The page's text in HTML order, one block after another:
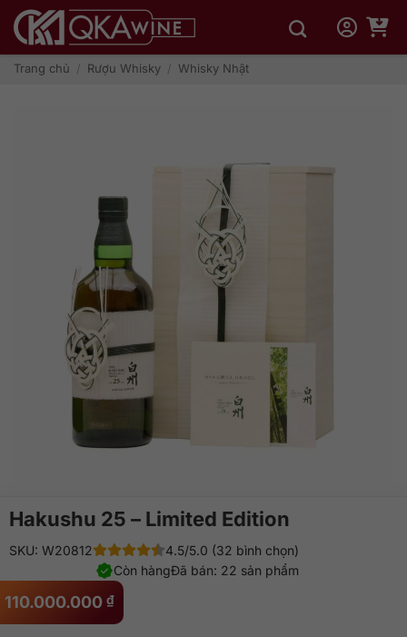
qua
dungTrang chủ / Rượu Whisky / Whisky Nhật
Hakushu 25 – Limited Edition
110.000.000 ₫
SKU: W20812
4.5/5.0 (32 bình chọn)
Đã bán: 22 sản phẩm
Còn hàng